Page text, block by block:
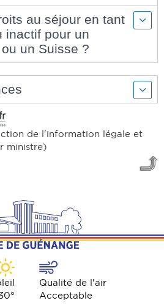
au séjour en tant
inactif pour un
un Suisse ?
de l'information légale et
ministre)
°
Qualité de l'air
Acceptable